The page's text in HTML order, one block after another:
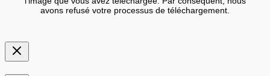
avons refusé votre processus de téléchargement.